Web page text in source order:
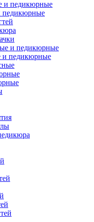
педикюрные
педикюрные